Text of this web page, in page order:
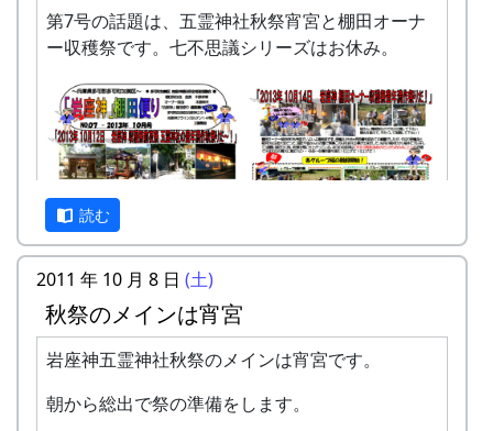
選考 : 応募者が募集数を超えた場合は、アン
ケート回答をもとに、当協議会で書類選考さ
申込み方法 : 下記の申込み窓口に、電話、
FAXまたはメールでお申し込み下さい（FAX
またはメールの場合は、郵便番号、住所、氏
名、電話番号を明記して下さい）。 折り返
し、詳しい内容と「申し込みアンケート」を
お送りいたしますので、申し込みアンケート
をご返送ください。
申込み・お問合せの窓口
岩座神棚田保全推進協議会事務局
TEL & FAX: 9999-99-9999
携帯: 999-9999-9999
MAIL : mailaddress
第7号の話題は、五霊神社秋祭宵宮と棚田オーナ
ー収穫祭です。七不思議シリーズはお休み。
読む
2011 年 10 月 8 日 (土)
秋祭のメインは宵宮
岩座神五霊神社秋祭のメインは宵宮です。
朝から総出で祭の準備をします。